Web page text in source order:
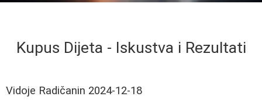
Kupus Dijeta - Iskustva i Rezultati
Vidoje Radičanin 2024-12-18